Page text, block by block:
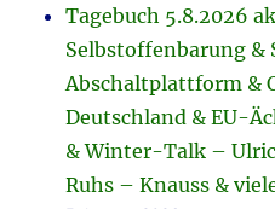
Tagebuch 5.8.2026
Selbstoffenbarung &
Abschaltplattform &
Deutschland & EU-
& Winter-Talk –
Ruhs – Knauss &